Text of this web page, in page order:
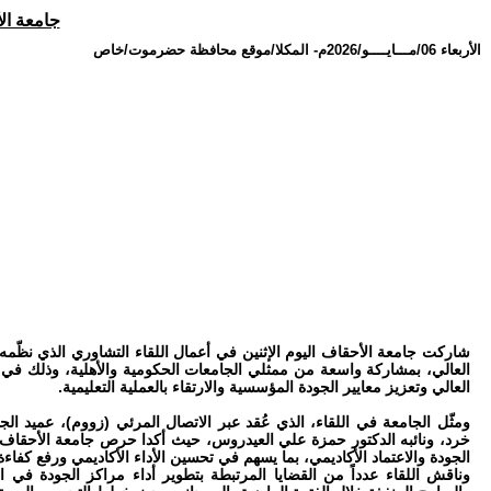
جامعة
الأربعاء 06/مـــايــــو/2026م - المكلا/موقع محافظة حضرموت/خاص
شاركت جامعة الأحقاف اليوم الإثنين في أعمال اللقاء التشاوري الذي
العالي، بمشاركة واسعة من ممثلي الجامعات الحكومية والأهلية، وذلك في
العالي وتعزيز معايير الجودة المؤسسية والارتقاء بالعملية التعليمية.
ومثّل الجامعة في اللقاء، الذي عُقد عبر الاتصال المرئي (زووم)، عميد
خرد، ونائبه الدكتور حمزة علي العيدروس، حيث أكدا حرص جامعة
الجودة والاعتماد الأكاديمي، بما يسهم في تحسين الأداء الأكاديمي ورفع
وناقش اللقاء عدداً من القضايا المرتبطة بتطوير أداء مراكز الجودة